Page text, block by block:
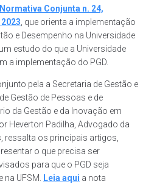
Conjunta n. 24,
, que orienta a implementação
e Desempenho na Universidade
estudo do que a Universidade
a implementação do PGD.
pela a Secretaria de Gestão e
Gestão de Pessoas e de
da Gestão e da Inovação em
Heverton Padilha, Advogado da
os principais artigos,
o que precisa ser
para que o PGD seja
UFSM.
Leia aqui a nota